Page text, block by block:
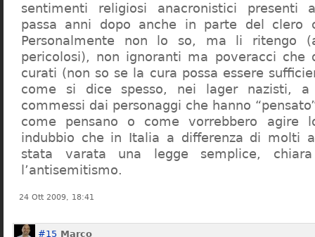
sentimenti religiosi anacronistici presenti
passa anni dopo anche in parte del clero
Personalmente non lo so, ma li ritengo
pericolosi), non ignoranti ma poveracci che
curati (non so se la cura possa essere
come si dice spesso, nei lager nazisti,
commessi dai personaggi che hanno
come pensano o come vorrebbero agire
indubbio che in Italia a differenza di molti
stata varata una legge semplice,
l’antisemitismo.
24 Ott 2009, 18:41
#15 Marco